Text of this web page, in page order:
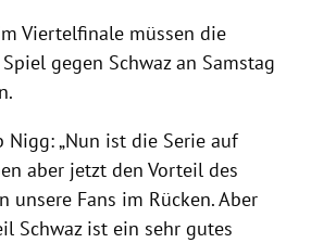
Viertelfinale müssen die
gegen Schwaz an Samstag
Nigg: „Nun ist die Serie auf
aber jetzt den Vorteil des
unsere Fans im Rücken. Aber
Schwaz ist ein sehr gutes